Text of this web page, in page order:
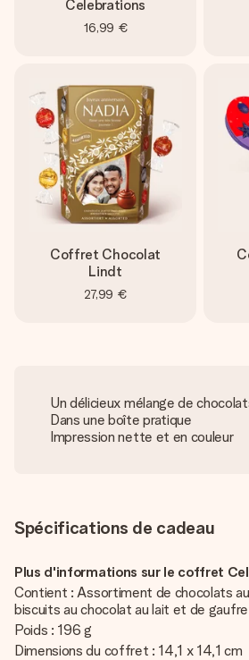
Celebrations
16,99 €
Coffret Chocolat
Lindt
27,99 €
Un délicieux mélange de
Dans une boîte pratique
Impression nette et en couleur
Spécifications de cadeau
Plus d'informations sur le coffret
Contient : Assortiment de chocolats
biscuits au chocolat au lait et de
Poids : 196 g
Dimensions du coffret : 14,1 x 14,1 cm